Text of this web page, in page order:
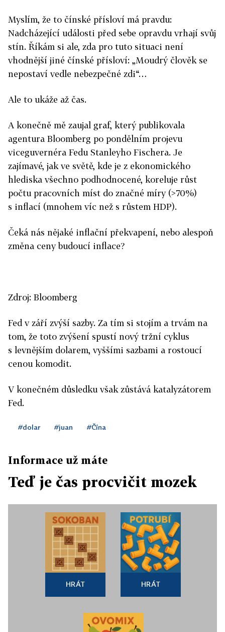
Myslím, že to čínské přísloví má pravdu:
Nadcházející události před sebe opravdu vrhají svůj
stín. Říkám si ale, zda pro tuto situaci není
vhodnější jiné čínské přísloví: „Moudrý člověk se
nepostaví vedle nebezpečné zdi“…
Ale to ukáže až čas.
A konečně mě zaujal graf, který publikovala
agentura Bloomberg po pondělním projevu
viceguvernéra Fedu Stanleyho Fischera. Je
zajímavé, jak ve světě, kde je z ekonomického
hlediska všechno podhodnocené, koreluje růst
počtu pracovních míst do značné míry (>70%)
s inflací (mnohem víc než s růstem HDP).
Čeká nás nějaké inflační překvapení, nebo alespoň
změna ceny budoucí inflace?
Zdroj: Bloomberg
Fed v září zvýší sazby. Za tím si stojím a trvám na
tom, že toto zvýšení spustí nový tržní cyklus
s levnějším dolarem, vyššími sazbami a rostoucí
cenou komodit.
V konečném důsledku však zůstává katalyzátorem
Fed.
#dolar #juan #Čína
Informace už máte
Teď je čas procvičit mozek
HRÁT HRÁT